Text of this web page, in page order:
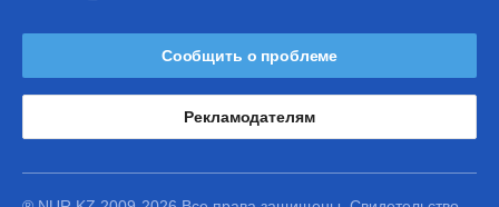
Сообщить о проблеме
Рекламодателям